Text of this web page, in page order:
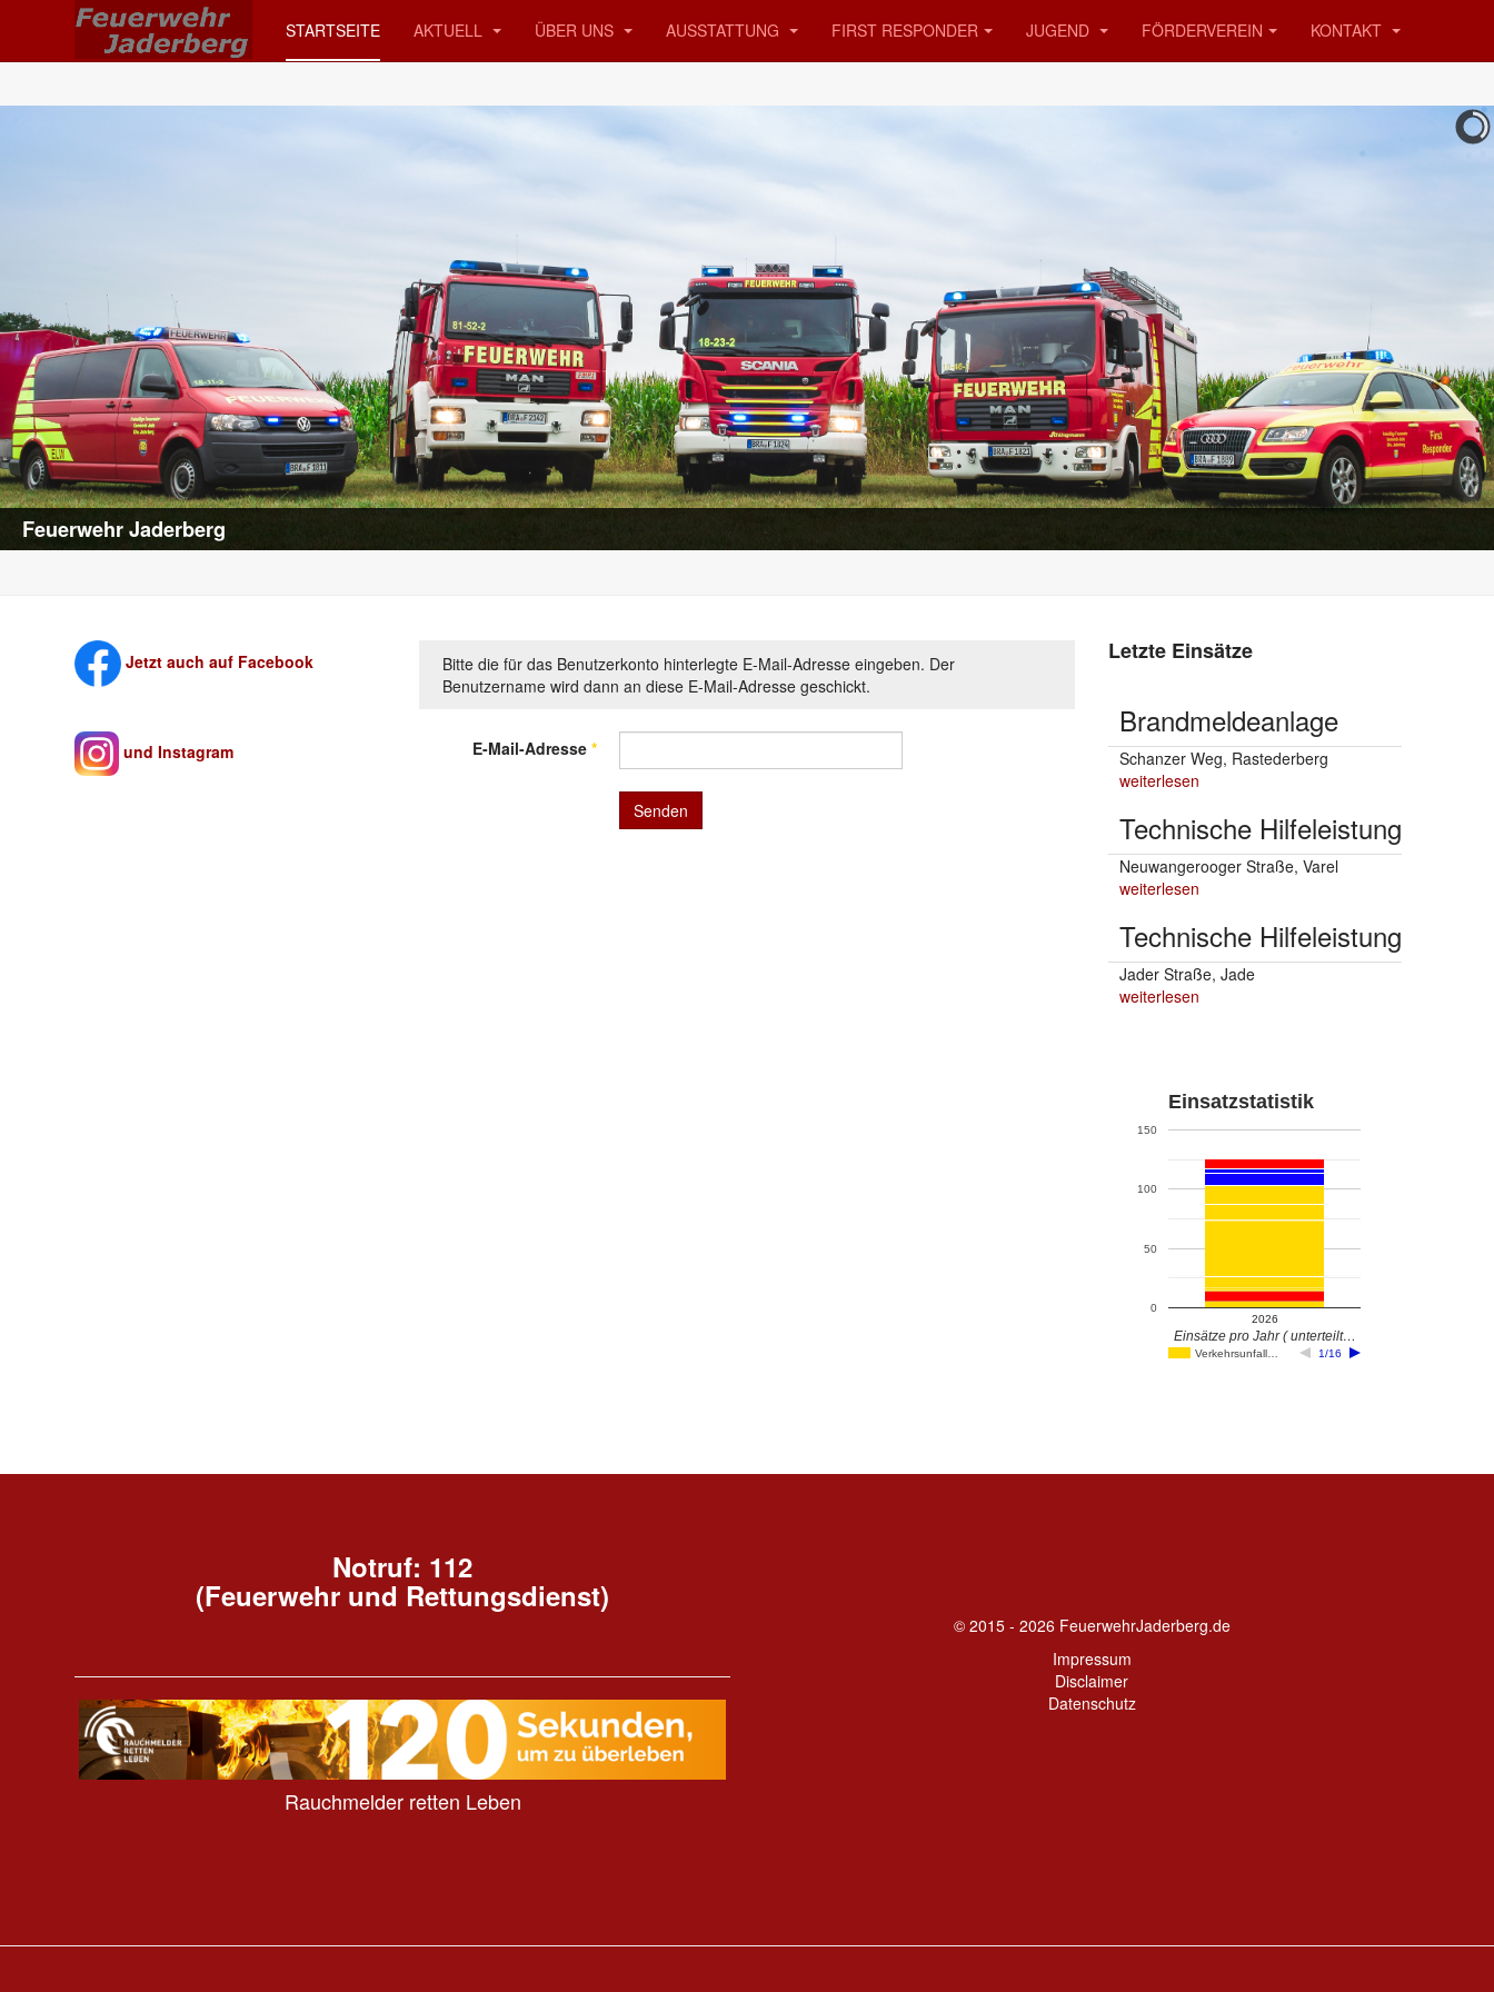
STARTSEITE AKTUELL ÜBER UNS AUSSTATTUNG FIRST RESPONDER JUGEND FÖRDERVEREIN KONTAKT
Feuerwehr Jaderberg
Bitte die für das Benutzerkonto hinterlegte E-Mail-Adresse eingeben. Der
Benutzername wird dann an diese E-Mail-Adresse geschickt.
E-Mail-Adresse *
Senden
Jetzt auch auf Facebook
und Instagram
Letzte Einsätze
Brandmeldeanlage
Schanzer Weg, Rastederberg
weiterlesen
Technische Hilfeleistung
Neuwangerooger Straße, Varel
weiterlesen
Technische Hilfeleistung
Jader Straße, Jade
weiterlesen
Einsatzstatistik
Verkehrsunfall… 1/16
2026
0
50
100
150
Einsätze pro Jahr ( unterteilt…
Notruf: 112
(Feuerwehr und Rettungsdienst)
Rauchmelder retten Leben
© 2015 - 2026 FeuerwehrJaderberg.de
Impressum
Disclaimer
Datenschutz